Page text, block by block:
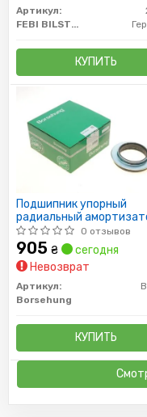
Артикул:
FEBI BILSTEIN
КУПИТЬ
Подшипник упорный
радиальный
0 отзывов
905 ₴
сегодня
Невозврат
Артикул:
Borsehung
КУПИТЬ